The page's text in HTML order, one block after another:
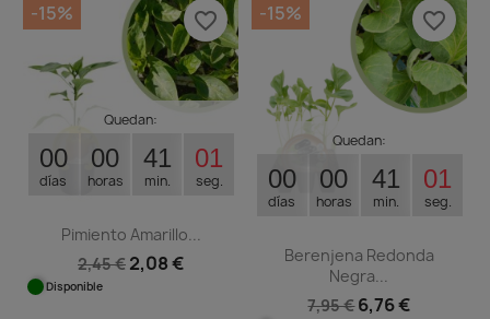
Quedan:
00
días
00
horas
41
min.
01
seg.
Pimiento Amarillo...
2,45 € 2,08 €
Disponible
-15% favorite_border
Quedan:
00
días
00
horas
41
min.
01
seg.
Berenjena Redonda
Negra...
7,95 €6,76 €
-15% favorite_border